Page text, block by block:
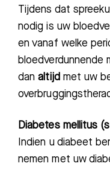
Tijdens dat
nodig is uw
en vanaf welke
bloedverdunnende
danaltijd met uw
Diabetes mellitus
Indien u diabeet
nemen met uw